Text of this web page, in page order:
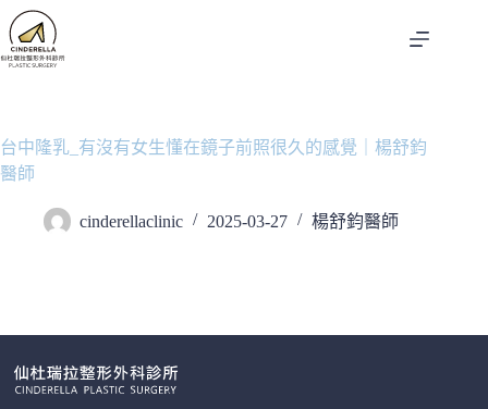
跳
至
主
容
台中隆乳_有沒有女生懂在鏡子前照很久的感覺｜楊舒鈞
醫師
cinderellaclinic 2025-03-27 楊舒鈞醫師